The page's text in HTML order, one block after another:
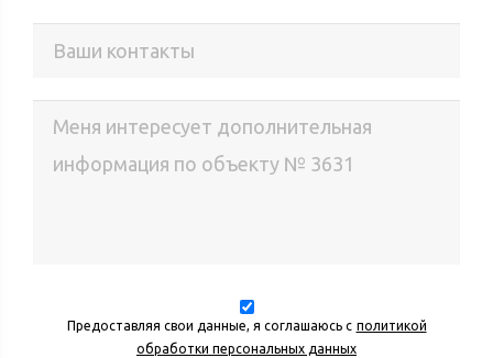
Предоставляя свои данные, я соглашаюсь с политикой
обработки персональных данных